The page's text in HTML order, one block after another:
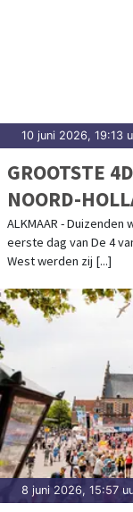
10 juni 2026, 19:13
GROOTSTE
NOORD-
START
ALKMAAR -
eerste dag van De 4
West werden zij [...]
8 juni 2026, 15:57